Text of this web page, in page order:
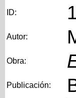
ID:
Autor:
Obra:
Publicación: